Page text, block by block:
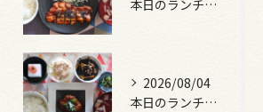
本日のランチは、ロース豚カツ梅はさみ！
2026/08/04
本日のランチは、煮込みハンバーグ！